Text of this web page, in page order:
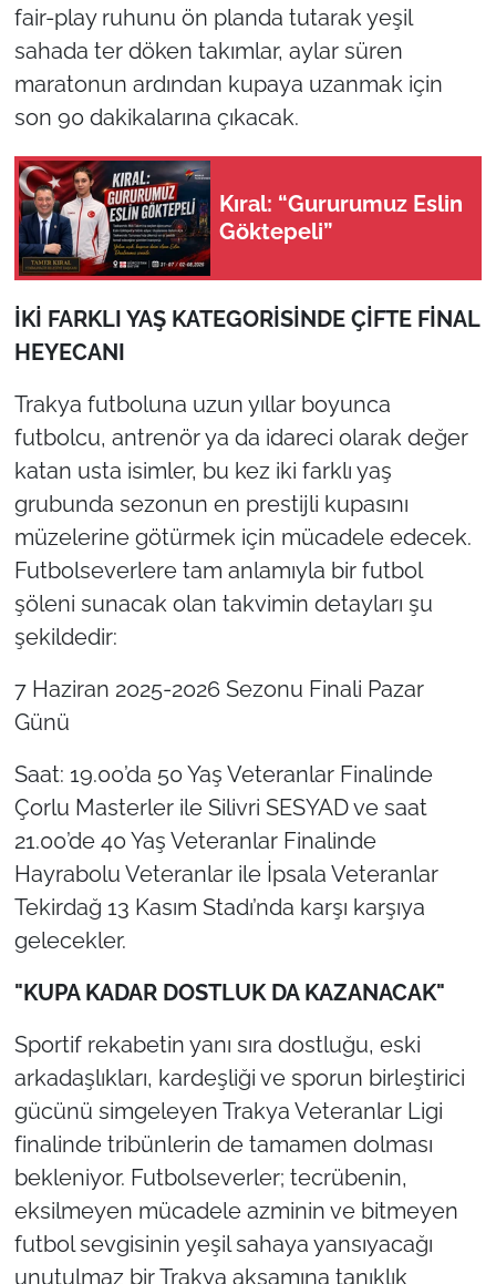
fair-play ruhunu ön planda tutarak yeşil
sahada ter döken takımlar, aylar süren
maratonun ardından kupaya uzanmak için
son 90 dakikalarına çıkacak.
Kıral: “Gururumuz Eslin
Göktepeli”
İKİ FARKLI YAŞ KATEGORİSİNDE ÇİFTE FİNAL
HEYECANI
Trakya futboluna uzun yıllar boyunca
futbolcu, antrenör ya da idareci olarak değer
katan usta isimler, bu kez iki farklı yaş
grubunda sezonun en prestijli kupasını
müzelerine götürmek için mücadele edecek.
Futbolseverlere tam anlamıyla bir futbol
şöleni sunacak olan takvimin detayları şu
şekildedir:
7 Haziran 2025-2026 Sezonu Finali Pazar
Günü
Saat: 19.00’da 50 Yaş Veteranlar Finalinde
Çorlu Masterler ile Silivri SESYAD ve saat
21.00’de 40 Yaş Veteranlar Finalinde
Hayrabolu Veteranlar ile İpsala Veteranlar
Tekirdağ 13 Kasım Stadı’nda karşı karşıya
gelecekler.
"KUPA KADAR DOSTLUK DA KAZANACAK"
Sportif rekabetin yanı sıra dostluğu, eski
arkadaşlıkları, kardeşliği ve sporun birleştirici
gücünü simgeleyen Trakya Veteranlar Ligi
finalinde tribünlerin de tamamen dolması
bekleniyor. Futbolseverler; tecrübenin,
eksilmeyen mücadele azminin ve bitmeyen
futbol sevgisinin yeşil sahaya yansıyacağı
unutulmaz bir Trakya akşamına tanıklık
Finans
Genel-A